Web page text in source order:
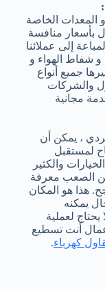
المعدات الخاصة
بأسعار منافسة
إلى عملائنا
و شفاط الهواء و
جميع أنواع
والشركات
مجانية
، يمكن أن
لمستقبل
والكثير
الصعب معرفة
هذا هو المكان
يمكنه
لعملية
أنت تسطيع
كهرباء.